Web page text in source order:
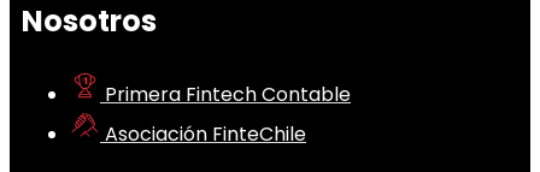
Nosotros
Primera Fintech Contable
Asociación FinteChile